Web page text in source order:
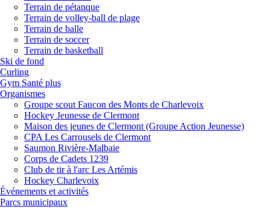
Terrain de pétanque
Terrain de volley-ball de plage
Terrain de balle
Terrain de soccer
Terrain de basketball
Ski de fond
Curling
Gym Santé plus
Organismes
Groupe scout Faucon des Monts de Charlevoix
Hockey Jeunesse de Clermont
Maison des jeunes de Clermont (Groupe Action Jeunesse)
CPA Les Carrousels de Clermont
Saumon Rivière-Malbaie
Corps de Cadets 1239
Club de tir à l'arc Les Artémis
Hockey Charlevoix
Événements et activités
Parcs municipaux